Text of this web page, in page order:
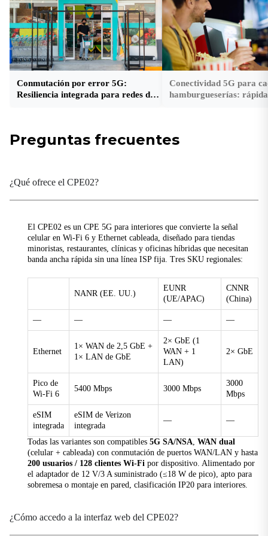
1 × Nano 4FF, 1 × eSIM opcional
Tipo C
Solo depuración
WPS
12 V / 2 A
CONDUJO
5G, Wi-Fi, Señal, Energía
Dimensiones (largo × ancho × alto)
105 × 105 × 217 mm (4.13 × 4.13 × 8.54 in)
Instalación
De sobremesa o de montaje en pared.
Protección
Peso
Ambiente
Humedad
5 % ~ 95 % HR (sin condensación)
Temperatura de funcionamiento
Temperatura de almacenamiento
-40 °C ~ +85 °C (-40 °F ~ 185 °F)
Conmutación por error 5G:
Resiliencia integrada para redes de
Conectividad 5G para
hamburgueserías:
Preguntas frecuentes
¿Qué ofrece el CPE02?
El CPE02 es un CPE 5G para interiores que convierte la señal
celular en Wi-Fi 6 y Ethernet cableada, diseñado para tiendas
minoristas, restaurantes, clínicas y oficinas híbridas que necesitan
banda ancha rápida sin una línea ISP fija. Tres SKU regionales:
NANR (EE. UU.)
EUNR
(UE/APAC)
CNNR
(China)
— — — —
Ethernet
1× WAN de 2,5 GbE +
1× LAN de GbE
2× GbE (1
WAN + 1
LAN)
2× GbE
Pico de
Wi-Fi 6
5400 Mbps 3000 Mbps
3000
Mbps
eSIM
integrada
eSIM de Verizon
integrada
— —
Todas las variantes son compatibles 5G SA/NSA WAN dual
(celular + cableada) con conmutación de puertos WAN/LAN y hasta
200 usuarios / 128 clientes Wi-Fi por dispositivo. Alimentado por
el adaptador de 12 V/3 A suministrado (≤18 W de pico), apto para
sobremesa o montaje en pared, clasificación IP20 para interiores.
¿Cómo accedo a la interfaz web del CPE02?